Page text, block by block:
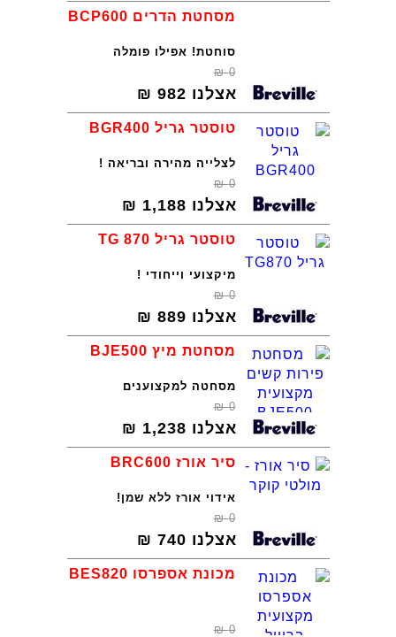
מסחטת הדרים BCP600
סוחטת! אפילו פומלה
0
₪
אצלנו 982
₪
טוסטר גריל BGR400
לצלייה מהירה ובריאה !
0
₪
אצלנו 1,188
₪
טוסטר גריל TG 870
מיקצועי וייחודי !
0
₪
אצלנו 889
₪
מסחטת מיץ BJE500
מסחטה למקצוענים
0
₪
אצלנו 1,238
₪
סיר אורז BRC600
אידוי אורז ללא שמן!
0
₪
אצלנו 740
₪
מכונת אספרסו BES820
0
₪